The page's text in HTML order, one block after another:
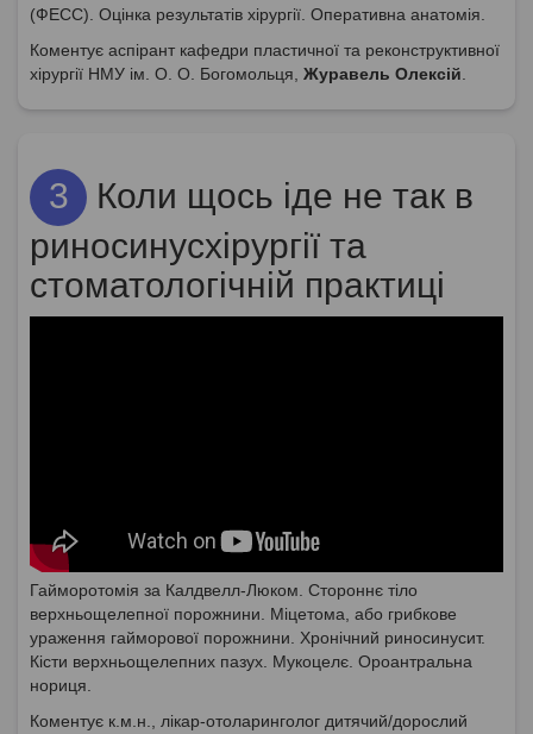
(ФЕСС). Оцінка результатів хірургії. Оперативна анатомія.
Коментує аспірант кафедри пластичної та реконструктивної
хірургії НМУ ім. О. О. Богомольця, Журавель Олексій.
3
Коли щось іде не так в
риносинусхірургії та
стоматологічній практиці
Гайморотомія за Калдвелл-Люком. Стороннє тіло
верхньощелепної порожнини. Міцетома, або грибкове
ураження гайморової порожнини. Хронічний риносинусит.
Кісти верхньощелепних пазух. Мукоцелє. Ороантральна
нориця.
Коментує к.м.н., лікар-отоларинголог дитячий/дорослий